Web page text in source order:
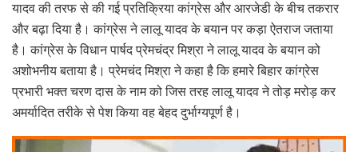
यादव की तरफ से की गई प्रतिक्रिया कांग्रेस और आरजेडी के बीच तकरार
और बढ़ा दिया है। कांग्रेस ने लालू यादव के बयान पर कड़ा ऐतराज जताया
है। कांग्रेस के विधान पार्षद प्रेमचंद्र मिश्रा ने लालू यादव के बयान को
अशोभनीय बताया है। प्रेमचंद मिश्रा ने कहा है कि हमारे बिहार कांग्रेस
प्रभारी भक्त चरण दास के नाम को जिस तरह लालू यादव ने तोड़ मरोड़ कर
अमर्यादित तरीके से पेश किया वह बेहद दुर्भाग्यपूर्ण है।